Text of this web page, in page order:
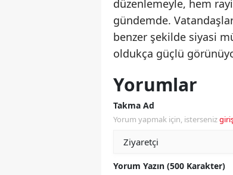
düzenlemeyle, hem
gündemde.
benzer şekilde siyasi
oldukça güçlü
Yorumlar
Takma Ad
Yorum yapmak için, isterseniz
Yorum Yazın (500 Karakter)